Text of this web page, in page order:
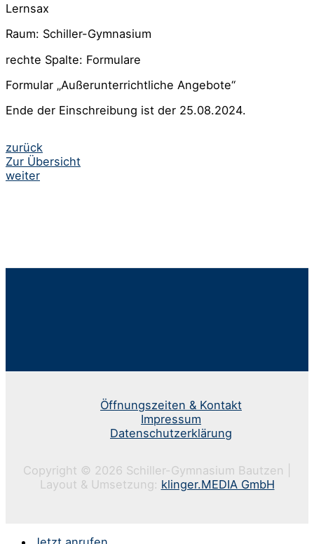
Lernsax
Raum: Schiller-Gymnasium
rechte Spalte: Formulare
Formular „Außerunterrichtliche Angebote“
Ende der Einschreibung ist der 25.08.2024.
Beitrags-
Navigation
zurück
Zur Übersicht
weiter
Öffnungszeiten & Kontakt
Impressum
Datenschutzerklärung
Copyright © 2026 Schiller-Gymnasium Bautzen |
Layout & Umsetzung: klinger.MEDIA GmbH